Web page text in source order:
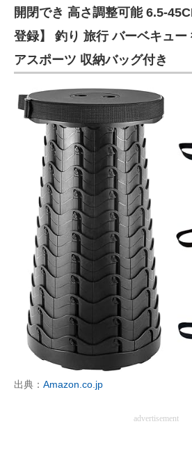
開閉でき 高さ調整可能 6.5-
登録】 釣り 旅行 バーベキュー
アスポーツ 収納バッグ付き
出典： Amazon.co.jp
advertisement